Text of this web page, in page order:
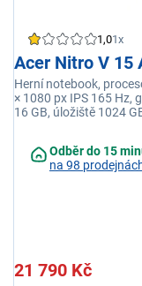
1,01x
Acer Nitro V 15
Herní notebook,
× 1080 px IPS 165 Hz,
16 GB, úložiště 1024
Odběr do 15
na 98
21 790 Kč